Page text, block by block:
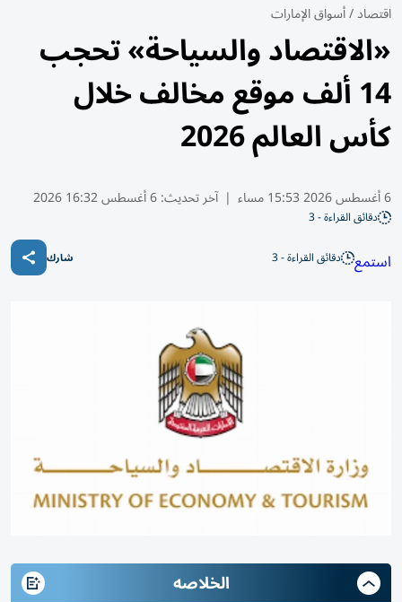
اقتصاد/أسواق الإمارات
«الاقتصاد والسياحة» تحجب
14 ألف موقع مخالف خلال
كأس العالم 2026
6 أغسطس 2026 15:53 مساء | آخر تحديث:6 أغسطس 16:32 2026
دقائق القراءة - 3
استمع دقائق القراءة - 3 شارك
الخلاصه